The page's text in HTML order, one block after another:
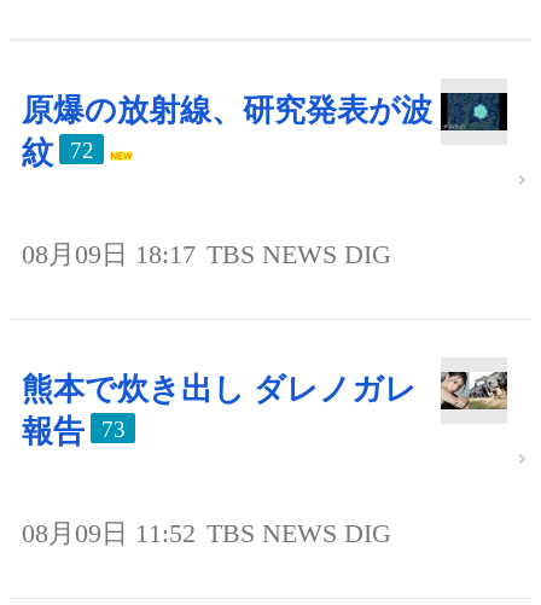
原爆の放射線、研究発表が波
紋
72
08月09日 18:17 TBS NEWS DIG
熊本で炊き出し ダレノガレ
報告
73
08月09日 11:52 TBS NEWS DIG